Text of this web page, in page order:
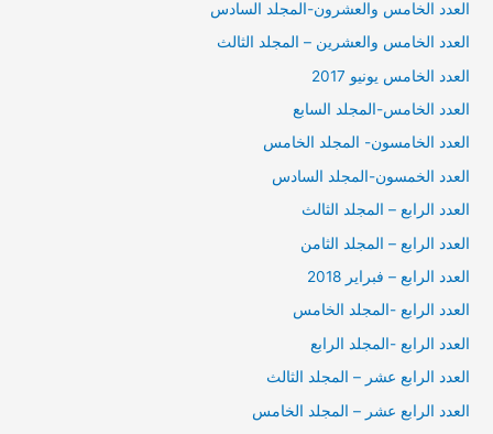
العدد الخامس والعشرون-المجلد السادس
العدد الخامس والعشرين – المجلد الثالث
العدد الخامس يونيو 2017
العدد الخامس-المجلد السابع
العدد الخامسون- المجلد الخامس
العدد الخمسون-المجلد السادس
العدد الرابع – المجلد الثالث
العدد الرابع – المجلد الثامن
العدد الرابع – فبراير 2018
العدد الرابع -المجلد الخامس
العدد الرابع -المجلد الرابع
العدد الرابع عشر – المجلد الثالث
العدد الرابع عشر – المجلد الخامس